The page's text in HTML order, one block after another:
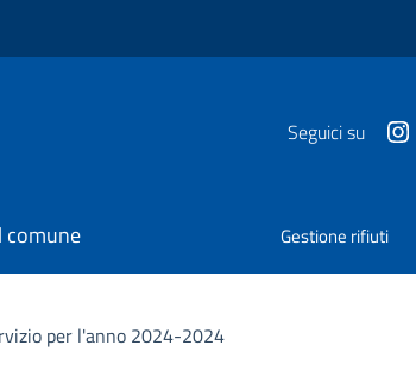
Seguici su
comune Gestione rifiuti
per l'anno 2024-2024